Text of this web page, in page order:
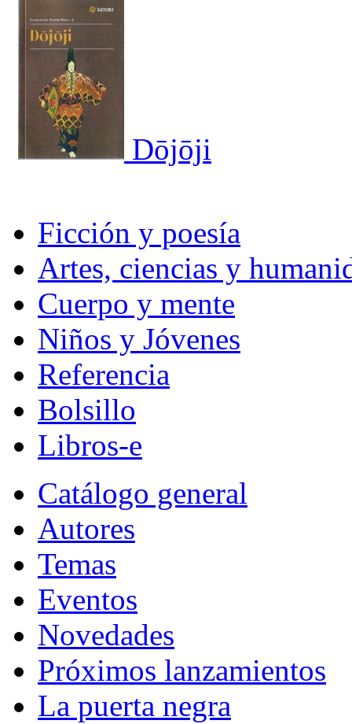
Dōjōji
Ficción y poesía
Artes, ciencias y
Cuerpo y mente
Niños y Jóvenes
Referencia
Bolsillo
Libros-e
Catálogo general
Autores
Temas
Eventos
Novedades
Próximos lanzamientos
La puerta negra